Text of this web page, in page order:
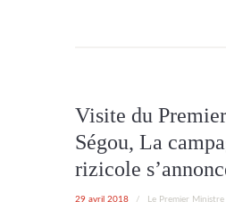
Visite du
Ségou, La
rizicole
29 avril 2018 / Le Premier Ministre